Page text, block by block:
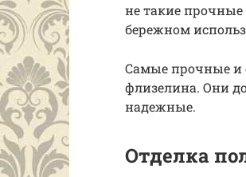
не такие прочные
бережном
Самые прочные и
флизелина. Они
надежные.
Отделка